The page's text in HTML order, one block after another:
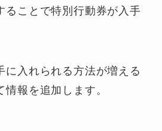
ることで特別行動券が入手
に入れられる方法が増える
報を追加します。